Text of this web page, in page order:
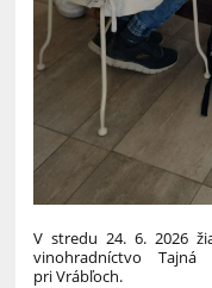
V stredu 24. 6. 2026
vinohradníctvo
pri Vrábľoch.